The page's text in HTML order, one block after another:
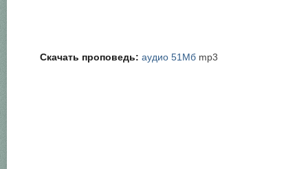
Скачать проповедь: аудио 51Мб mp3